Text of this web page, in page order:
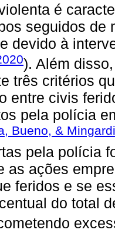
é
seguidos de
devido à
). Além
três critérios
entre civis
pela polícia
Bueno, &
pela polícia
as ações
feridos e se
do total